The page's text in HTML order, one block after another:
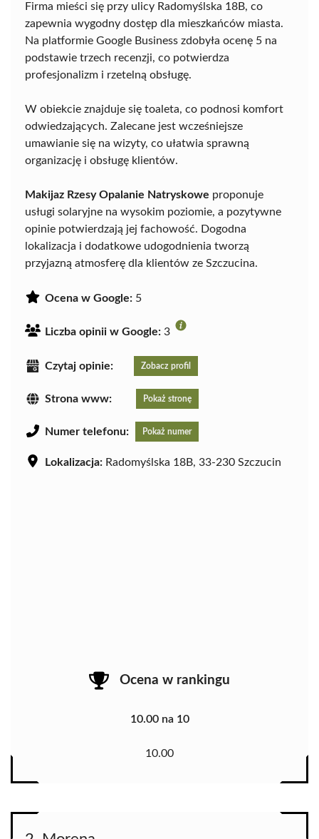
Firma mieści się przy ulicy Radomyślska 18B, co
zapewnia wygodny dostęp dla mieszkańców miasta.
Na platformie Google Business zdobyła ocenę 5 na
podstawie trzech recenzji, co potwierdza
profesjonalizm i rzetelną obsługę.
W obiekcie znajduje się toaleta, co podnosi komfort
odwiedzających. Zalecane jest wcześniejsze
umawianie się na wizyty, co ułatwia sprawną
organizację i obsługę klientów.
Makijaz Rzesy Opalanie Natryskowe proponuje
usługi solaryjne na wysokim poziomie, a pozytywne
opinie potwierdzają jej fachowość. Dogodna
lokalizacja i dodatkowe udogodnienia tworzą
przyjazną atmosferę dla klientów ze Szczucina.
Ocena w Google: 5
Liczba opinii w Google: 3
Czytaj opinie: Zobacz profil
Strona www: Pokaż stronę
Numer telefonu: Pokaż numer
Lokalizacja: Radomyślska 18B, 33-230 Szczucin
Ocena w rankingu
10.00 na 10
10.00